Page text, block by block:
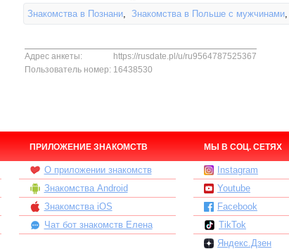
Знакомства в Познани, Знакомства в Польше с мужчинами,
Адрес анкеты:
https://rusdate.pl/u/ru9564787525367
Пользователь номер: 16438530
ПРИЛОЖЕНИЕ ЗНАКОМСТВ МЫ В СОЦ. СЕТЯХ
О приложении знакомств
Знакомства Android
Знакомства iOS
Чат бот знакомств Елена
Instagram
Youtube
Facebook
TikTok
Яндекс.Дзен